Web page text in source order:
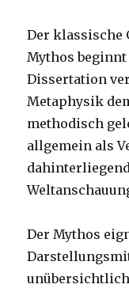
Der klassische
Mythos
Dissertation
Metaphysik
methodisch
allgemein als
Der Mythos